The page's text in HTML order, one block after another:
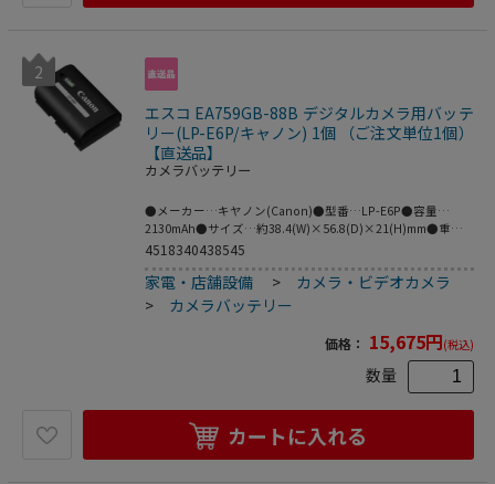
2
エスコ EA759GB-88B デジタルカメラ用バッテ
リー(LP-E6P/キャノン) 1個 （ご注文単位1個）
【直送品】
カメラバッテリー
●メーカー…キヤノン(Canon)●型番…LP-E6P●容量…
2130mAh●サイズ…約38.4(W)×56.8(D)×21(H)mm●重
量…約82g(保護カバーを除く)●EA759GA-79K用バッテリー
4518340438545
家電・店舗設備 > カメラ・ビデオカメラ
> カメラバッテリー
価格： 15,675円(税込)
数量
カートに入れる